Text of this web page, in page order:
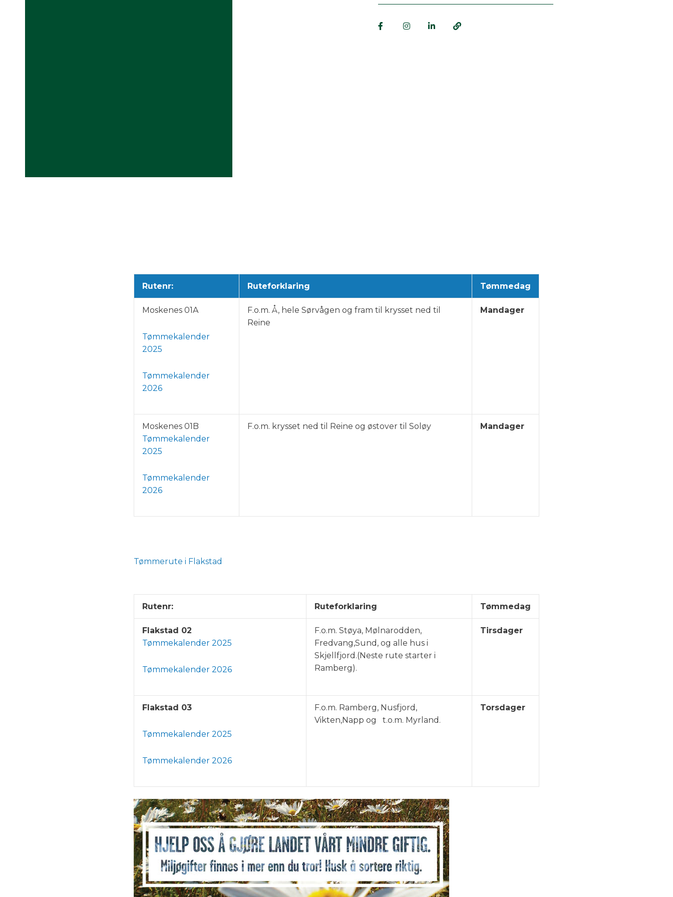
Rutenr: Ruteforklaring Tømmedag
Moskenes 01A
Tømmekalender
2025
Tømmekalender
2026
F.o.m. Å, hele Sørvågen og fram til krysset ned til
Reine
Mandager
Moskenes 01B
Tømmekalender
2025
Tømmekalender
2026
F.o.m. krysset ned til Reine og østover til Soløy Mandager
Tømmerute i Flakstad
Rutenr: Ruteforklaring Tømmedag
Flakstad 02
Tømmekalender 2025
Tømmekalender 2026
F.o.m. Støya, Mølnarodden,
Fredvang,Sund, og alle hus i
Skjellfjord.(Neste rute starter i
Ramberg).
Tirsdager
Flakstad 03
Tømmekalender 2025
Tømmekalender 2026
F.o.m. Ramberg, Nusfjord,
Vikten,Napp og t.o.m. Myrland.
Torsdager